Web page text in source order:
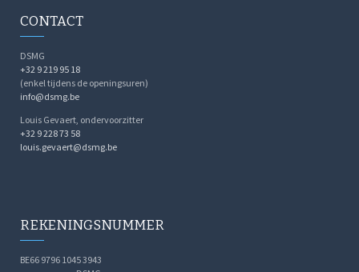
CONTACT
DSMG
+32 9 219 95 18
(enkel tijdens de openingsuren)
info@dsmg.be
Louis Gevaert, ondervoorzitter
+32 9 228 73 58
louis.gevaert@dsmg.be
REKENINGSNUMMER
BE66 9796 1045 3943